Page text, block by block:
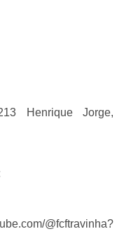
Henrique Jorge,
@fcftravinha?